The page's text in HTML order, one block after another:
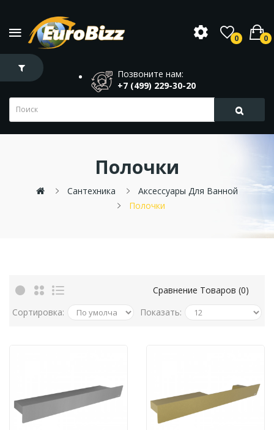
0 0
Позвоните нам:
+7 (499) 229-30-20
Полочки
Сантехника
Аксессуары Для Ванной
Полочки
Сравнение Товаров (0)
Сортировка:
Показать: